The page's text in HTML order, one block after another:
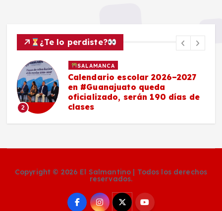
¿Te lo perdiste?
2
SALAMANCA
Calendario escolar 2026–2027
en #Guanajuato queda
oficializado, serán 190 días de
clases
Copyright © 2026 El Salmantino | Todos los derechos
reservados.